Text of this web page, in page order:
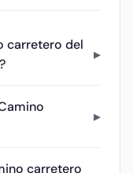
carretero del
carretero